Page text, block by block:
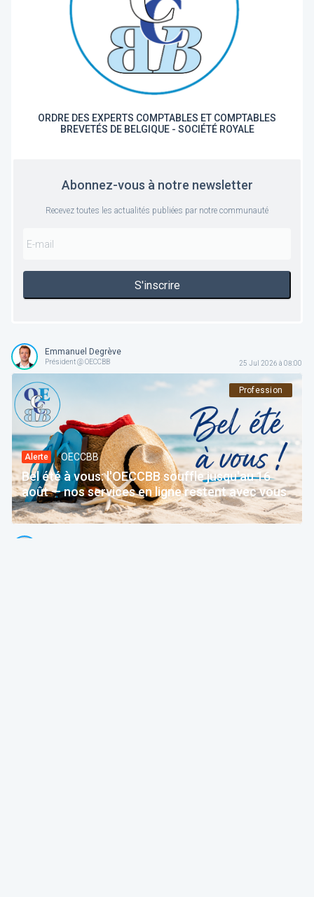
ORDRE DES EXPERTS COMPTABLES ET COMPTABLES
BREVETÉS DE BELGIQUE - SOCIÉTÉ ROYALE
Abonnez-vous à notre newsletter
Recevez toutes les actualités publiées par notre communauté
S'inscrire
Emmanuel Degrève
Président @ OECCBB 25 Jul 2026 à 08:00
Profession
Alerte OECCBB
Bel été à vous: l'OECCBB souffle jusqu'au 16
août — nos services en ligne restent avec vous